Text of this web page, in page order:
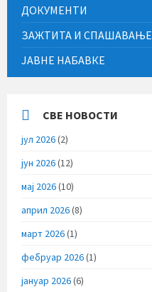
ДОКУМЕНТИ
ЗАЖТИТА И СПАШАВАЊЕ
ЈАВНЕ НАБАВКЕ
СВЕ НОВОСТИ
јул 2026(2)
јун 2026(12)
мај 2026(10)
април 2026(8)
март 2026(1)
фебруар 2026(1)
јануар 2026(6)